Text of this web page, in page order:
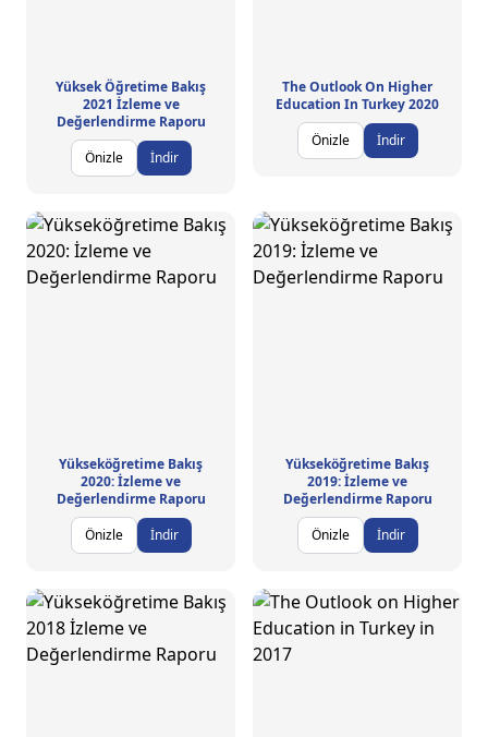
Yüksek Öğretime Bakış
2021 İzleme ve
Değerlendirme Raporu
Önizle
İndir
The Outlook On Higher
Education In Turkey 2020
Önizle
İndir
Yükseköğretime Bakış
2020: İzleme ve
Değerlendirme Raporu
Önizle
İndir
Yükseköğretime Bakış
2019: İzleme ve
Değerlendirme Raporu
Önizle
İndir